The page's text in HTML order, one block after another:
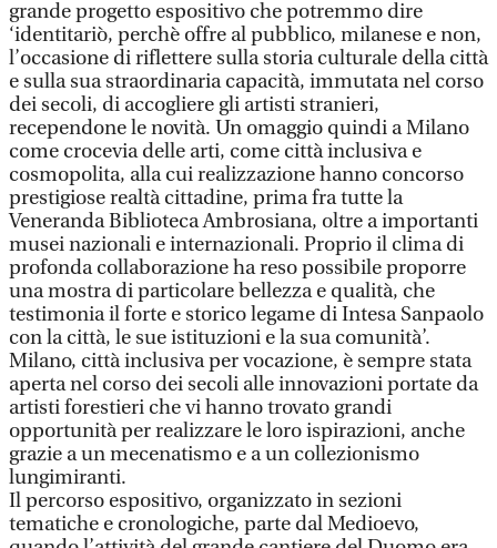
grande progetto espositivo che potremmo dire
‘identitariò, perchè offre al pubblico, milanese e non,
l’occasione di riflettere sulla storia culturale della città
e sulla sua straordinaria capacità, immutata nel corso
dei secoli, di accogliere gli artisti stranieri,
recependone le novità. Un omaggio quindi a Milano
come crocevia delle arti, come città inclusiva e
cosmopolita, alla cui realizzazione hanno concorso
prestigiose realtà cittadine, prima fra tutte la
Veneranda Biblioteca Ambrosiana, oltre a importanti
musei nazionali e internazionali. Proprio il clima di
profonda collaborazione ha reso possibile proporre
una mostra di particolare bellezza e qualità, che
testimonia il forte e storico legame di Intesa Sanpaolo
con la città, le sue istituzioni e la sua comunità’.
Milano, città inclusiva per vocazione, è sempre stata
aperta nel corso dei secoli alle innovazioni portate da
artisti forestieri che vi hanno trovato grandi
opportunità per realizzare le loro ispirazioni, anche
grazie a un mecenatismo e a un collezionismo
lungimiranti.
Il percorso espositivo, organizzato in sezioni
tematiche e cronologiche, parte dal Medioevo,